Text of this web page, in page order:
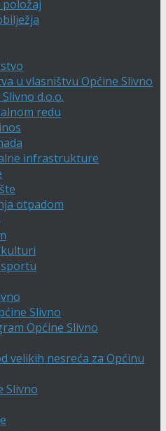
u vlasništvu Općine Slivno
d.o.o.
redu
infrastrukture
otpadom
kulturi
Slivno
Općine Slivno
velikih nesreća za Općinu
Slivno